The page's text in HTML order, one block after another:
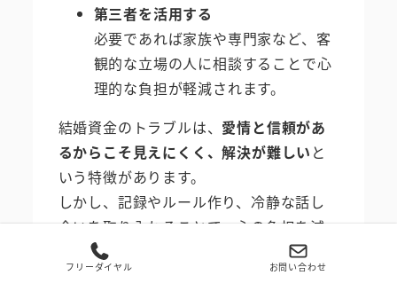
第三者を活用する
必要であれば家族や専門家など、客
観的な立場の人に相談することで心
理的な負担が軽減されます。
結婚資金のトラブルは、 愛情と信頼があ
るからこそ見えにくく、解決が難しい と
いう特徴があります。
しかし、記録やルール作り、冷静な話し
合いを取り入れることで、心の負担を減
らしつつ、
健全な関係を維持することが
可能
です。
フリーダイヤル お問い合わせ